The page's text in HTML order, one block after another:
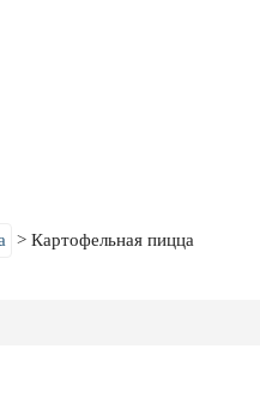
Картофельная пицца